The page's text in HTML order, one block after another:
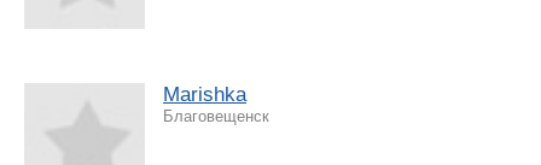
Marishka
Благовещенск